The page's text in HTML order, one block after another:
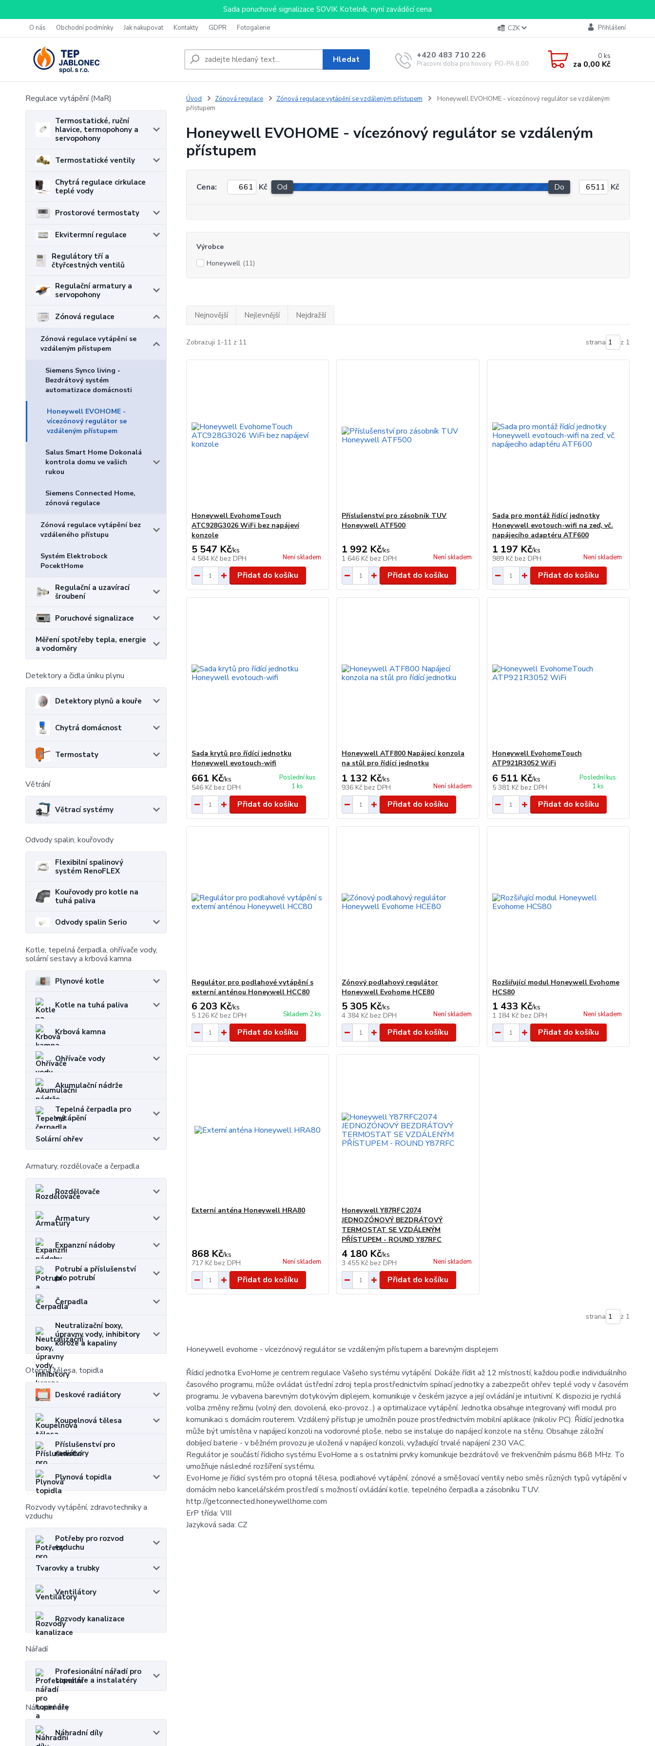
Sada poruchové signalizace SOVIK Kotelník, nyní zaváděcí cena
O nás Obchodní podmínky Jak nakupovat Kontakty GDPR Fotogalerie CZK Přihlášení
Hledat +420 483 710 226
Pracovní doba pro hovory: PO-PA 8,00-16,00
0ks
za 0,00 Kč
Regulace vytápění (MaR)
Termostatické, ruční
hlavice, termopohony a
servopohony
Termostatické ventily
Chytrá regulace cirkulace
teplé vody
Prostorové termostaty
Ekvitermní regulace
Regulátory tří a
čtyřcestných ventilů
Regulační armatury a
servopohony
Zónová regulace
Zónová regulace vytápění se
vzdáleným přístupem
Siemens Synco living -
Bezdrátový systém
automatizace domácnosti
Honeywell EVOHOME -
vícezónový regulátor se
vzdáleným přístupem
Salus Smart Home Dokonalá
kontrola domu ve vašich
rukou
Siemens Connected Home,
zónová regulace
Zónová regulace vytápění bez
vzdáleného přístupu
Systém Elektrobock
PocektHome
Regulační a uzavírací
šroubení
Poruchové signalizace
Měření spotřeby tepla, energie
a vodoměry
Detektory a čidla úniku plynu
Detektory plynů a kouře
Chytrá domácnost
Termostaty
Větrání
Větrací systémy
Odvody spalin, kouřovody
Flexibilní spalinový
systém RenoFLEX
Kouřovody pro kotle na
tuhá paliva
Odvody spalin Serio
Kotle, tepelná čerpadla, ohřívače vody,
solární sestavy a krbová kamna
Plynové kotle
Kotle na tuhá paliva
Krbová kamna
Ohřívače vody
Akumulační nádrže
Tepelná čerpadla pro
vytápění
Solární ohřev
Armatury, rozdělovače a čerpadla
Rozdělovače
Armatury
Expanzní nádoby
Potrubí a příslušenství
pro potrubí
Čerpadla
Neutralizační boxy,
úpravny vody, inhibitory
koroze a kapaliny
Otopná tělesa, topidla
Deskové radiátory
Koupelnová tělesa
Příslušenství pro
radiátory
Plynová topidla
Rozvody vytápění, zdravotechniky a
vzduchu
Potřeby pro rozvod
vzduchu
Tvarovky a trubky
Ventilátory
Rozvody kanalizace
Nářadí
Profesionální nářadí pro
topenáře a instalatéry
Náhradní díly
Náhradní díly
Úvod Zónová regulace Zónová regulace vytápění se vzdáleným přístupem
Honeywell EVOHOME - vícezónový regulátor se vzdáleným
přístupem
Honeywell EVOHOME - vícezónový regulátor se vzdáleným
přístupem
Cena: Kč Od Do Kč
Výrobce
Honeywell (11)
Nejnovější Nejlevnější Nejdražší
Zobrazuji 1-11 z 11 strana z 1
Honeywell EvohomeTouch
ATC928G3026 WiFi bez napájeví
konzole
5 547 Kč/ks
4 584 Kč bez DPH Není skladem
Přidat do košíku
Příslušenství pro zásobník TUV
Honeywell ATF500
1 992 Kč/ks
1 646 Kč bez DPH Není skladem
Přidat do košíku
Sada pro montáž řídící jednotky
Honeywell evotouch-wifi na zeď, vč.
napájecího adaptéru ATF600
1 197 Kč/ks
989 Kč bez DPH Není skladem
Přidat do košíku
Sada krytů pro řídící jednotku
Honeywell evotouch-wifi
661 Kč/ks
546 Kč bez DPH
Poslední kus
1 ks
Přidat do košíku
Honeywell ATF800 Napájecí konzola
na stůl pro řídící jednotku
1 132 Kč/ks
936 Kč bez DPH Není skladem
Přidat do košíku
Honeywell EvohomeTouch
ATP921R3052 WiFi
6 511 Kč/ks
5 381 Kč bez DPH
Poslední kus
1 ks
Přidat do košíku
Regulátor pro podlahové vytápění s
externí anténou Honeywell HCC80
6 203 Kč/ks
5 126 Kč bez DPH Skladem 2 ks
Přidat do košíku
Zónový podlahový regulátor
Honeywell Evohome HCE80
5 305 Kč/ks
4 384 Kč bez DPH Není skladem
Přidat do košíku
Rozšiřující modul Honeywell Evohome
HCS80
1 433 Kč/ks
1 184 Kč bez DPH Není skladem
Přidat do košíku
Externí anténa Honeywell HRA80
868 Kč/ks
717 Kč bez DPH Není skladem
Přidat do košíku
Honeywell Y87RFC2074
JEDNOZÓNOVÝ BEZDRÁTOVÝ
TERMOSTAT SE VZDÁLENÝM
PŘÍSTUPEM - ROUND Y87RFC
4 180 Kč/ks
3 455 Kč bez DPH Není skladem
Přidat do košíku
strana z 1
Honeywell evohome - vícezónový regulátor se vzdáleným přístupem a barevným displejem
Řídicí jednotka EvoHome je centrem regulace Vašeho systému vytápění. Dokáže řídit až 12 místností, každou podle individuálního
časového programu, může ovládat ústřední zdroj tepla prostřednictvím spínací jednotky a zabezpečit ohřev teplé vody v časovém
programu. Je vybavena barevným dotykovým diplejem, komunikuje v českém jazyce a její ovládání je intuitivní. K dispozici je rychlá
volba změny režimu (volný den, dovolená, eko-provoz...) a optimalizace vytápění. Jednotka obsahuje integrovaný wifi modul pro
komunikaci s domácím routerem. Vzdálený přístup je umožněn pouze prostřednictvím mobilní aplikace (nikoliv PC). Řídící jednotka
může být umístěna v napájecí konzoli na vodorovné ploše, nebo se instaluje do napájecí konzole na stěnu. Obsahuje záložní
dobíjecí baterie - v běžném provozu je uložená v napájecí konzoli, vyžadující trvalé napájení 230 VAC.
Regulátor je součástí řídicího systému EvoHome a s ostatními prvky komunikuje bezdrátově ve frekvenčním pásmu 868 MHz. To
umožňuje následné rozšíření systému.
EvoHome je řídicí systém pro otopná tělesa, podlahové vytápění, zónové a směšovací ventily nebo směs různých typů vytápění v
domácím nebo kancelářském prostředí s možností ovládání kotle, tepelného čerpadla a zásobníku TUV.
http://getconnected.honeywellhome.com
ErP třída: VIII
Jazyková sada: CZ